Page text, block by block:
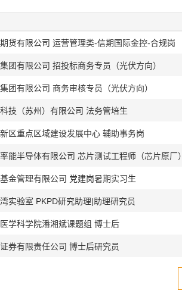
货有限公司 运营管理类-信期国际金控-合规岗
团有限公司 招投标商务专员（光伏方向）
团有限公司 商务审核专员（光伏方向）
技（苏州）有限公司 法务管培生
区重点区域建设发展中心 辅助事务岗
能半导体有限公司 芯片测试工程师（芯片原厂）
金管理有限公司 党建岗暑期实习生
实验室 PKPD研究助理|助理研究员
学科学院潘湘斌课题组 博士后
券有限责任公司 博士后研究员